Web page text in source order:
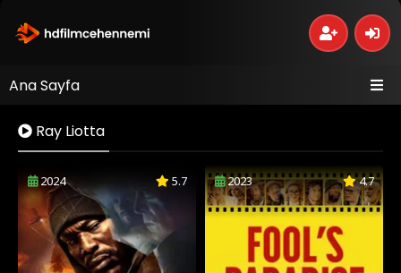
Ana Sayfa
Ray Liotta
2024 5.7 2023 4.7